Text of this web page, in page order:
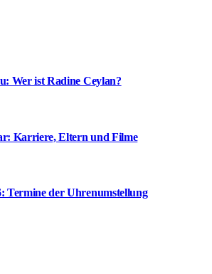
Wer ist Radine Ceylan?
Karriere, Eltern und Filme
Termine der Uhrenumstellung